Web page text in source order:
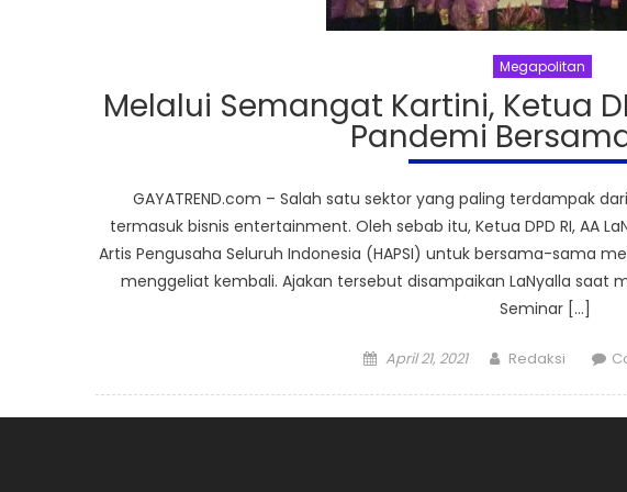
Megapolitan
Melalui Semangat Kartini, Ketua
Pandemi
GAYATREND.com – Salah satu sektor yang paling terdampak
termasuk bisnis entertainment. Oleh sebab itu, Ketua DPD RI, AA
Artis Pengusaha Seluruh Indonesia (HAPSI) untuk bersama-sama
menggeliat kembali. Ajakan tersebut disampaikan LaNyalla saat
Seminar […]
Posted
April 21, 2021 Author
Redaksi